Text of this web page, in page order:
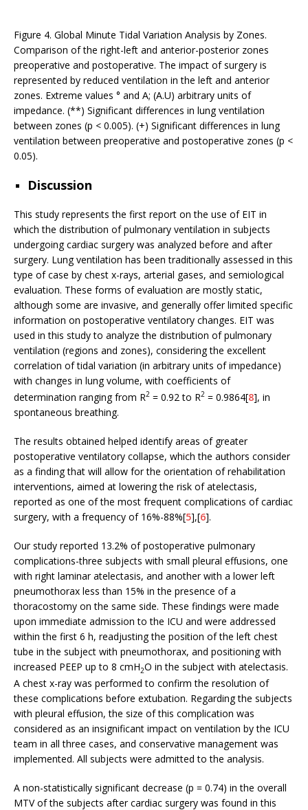
Figure 4. Global Minute Tidal Variation Analysis by Zones.
Comparison of the right-left and anterior-posterior zones
preoperative and postoperative. The impact of surgery is
represented by reduced ventilation in the left and anterior
zones. Extreme values ° and A; (A.U) arbitrary units of
impedance. (**) Significant differences in lung ventilation
between zones (p < 0.005). (+) Significant differences in lung
ventilation between preoperative and postoperative zones (p <
0.05).
Discussion
This study represents the first report on the use of EIT in
which the distribution of pulmonary ventilation in subjects
undergoing cardiac surgery was analyzed before and after
surgery. Lung ventilation has been traditionally assessed in this
type of case by chest x-rays, arterial gases, and semiological
evaluation. These forms of evaluation are mostly static,
although some are invasive, and generally offer limited specific
information on postoperative ventilatory changes. EIT was
used in this study to analyze the distribution of pulmonary
ventilation (regions and zones), considering the excellent
correlation of tidal variation (in arbitrary units of impedance)
with changes in lung volume, with coefficients of
determination ranging from R2 = 0.92 to R2 = 0.9864[8], in
spontaneous breathing.
The results obtained helped identify areas of greater
postoperative ventilatory collapse, which the authors consider
as a finding that will allow for the orientation of rehabilitation
interventions, aimed at lowering the risk of atelectasis,
reported as one of the most frequent complications of cardiac
surgery, with a frequency of 16%-88%[5],[6].
Our study reported 13.2% of postoperative pulmonary
complications-three subjects with small pleural effusions, one
with right laminar atelectasis, and another with a lower left
pneumothorax less than 15% in the presence of a
thoracostomy on the same side. These findings were made
upon immediate admission to the ICU and were addressed
within the first 6 h, readjusting the position of the left chest
tube in the subject with pneumothorax, and positioning with
increased PEEP up to 8 cmH2O in the subject with atelectasis.
A chest x-ray was performed to confirm the resolution of
these complications before extubation. Regarding the subjects
with pleural effusion, the size of this complication was
considered as an insignificant impact on ventilation by the ICU
team in all three cases, and conservative management was
implemented. All subjects were admitted to the analysis.
A non-statistically significant decrease (p = 0.74) in the overall
MTV of the subjects after cardiac surgery was found in this